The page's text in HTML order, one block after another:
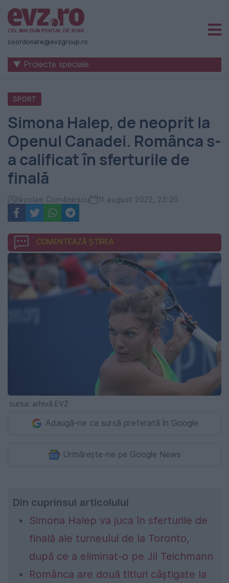
Știri
naționale
internaționale
România
-
Evenimentul
Zilei
coordonare@evzgroup.ro
▼ Proiecte speciale
SPORT
Simona Halep, de neoprit la
Openul Canadei. Românca s-
a calificat în sferturile de
finală
Nicolae Comănescu 11 august 2022, 23:20
COMENTEAZĂ ȘTIREA
sursa: arhivă EVZ
Adaugă-ne ca sursă preferată în Google
Urmărește-ne pe Google News
Din cuprinsul articolului
Simona Halep va juca în sferturile de
finală ale turneului de la Toronto,
după ce a eliminat-o pe Jil Teichmann
Românca are două titluri câștigate la